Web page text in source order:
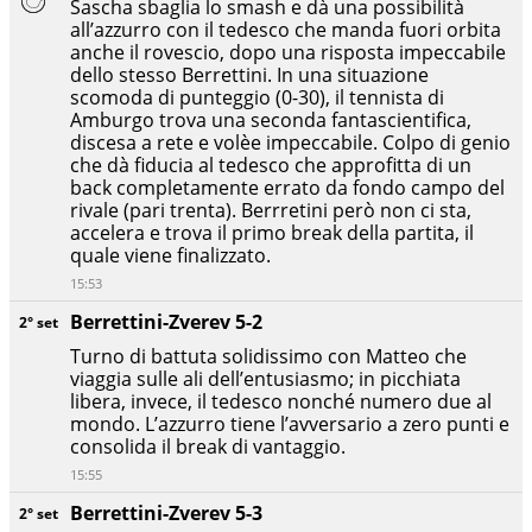
2° set
Berrettini-Zverev 5-3
2° set
Berrettini-Zverev 5-2
Turno di battuta solidissimo con Matteo che
viaggia sulle ali dell’entusiasmo; in picchiata
libera, invece, il tedesco nonché numero due al
mondo. L’azzurro tiene l’avversario a zero punti e
consolida il break di vantaggio.
15:55
Sascha sbaglia lo smash e dà una possibilità
all’azzurro con il tedesco che manda fuori orbita
anche il rovescio, dopo una risposta impeccabile
dello stesso Berrettini. In una situazione
scomoda di punteggio (0-30), il tennista di
Amburgo trova una seconda fantascientifica,
discesa a rete e volèe impeccabile. Colpo di genio
che dà fiducia al tedesco che approfitta di un
back completamente errato da fondo campo del
rivale (pari trenta). Berrretini però non ci sta,
accelera e trova il primo break della partita, il
quale viene finalizzato.
15:53